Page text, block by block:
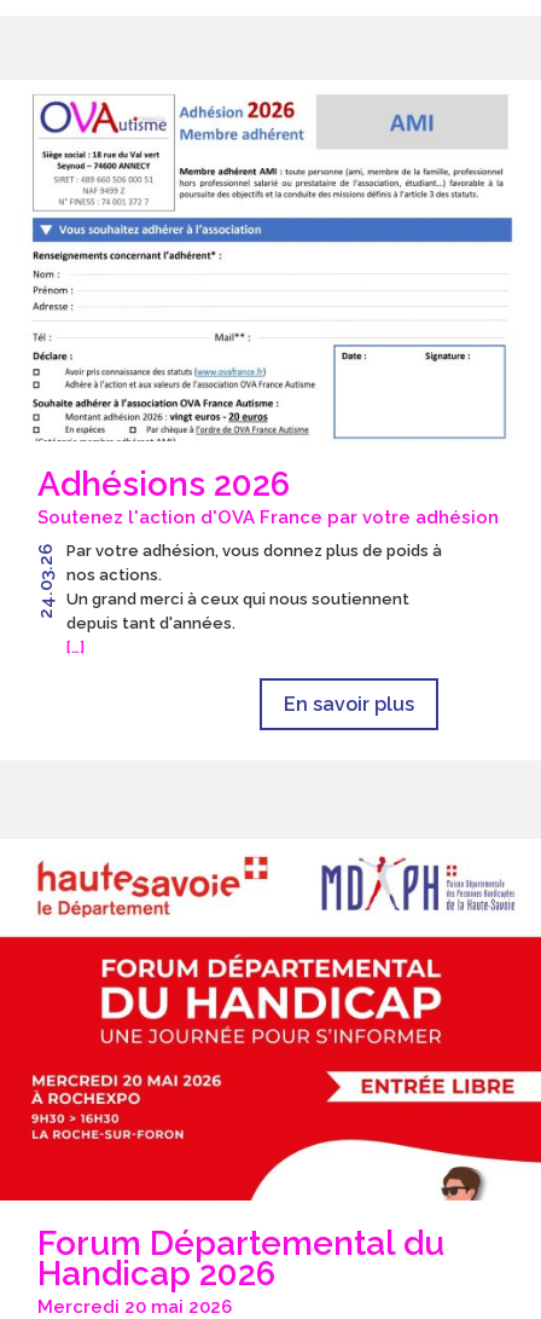
Adhésions 2026
Soutenez l'action d'OVA France par votre adhésion
24.03.26 Par votre adhésion, vous donnez plus de poids à
nos actions.
Un grand merci à ceux qui nous soutiennent
depuis tant d'années.
[…]
En savoir plus
Forum Départemental du
Handicap 2026
Mercredi 20 mai 2026